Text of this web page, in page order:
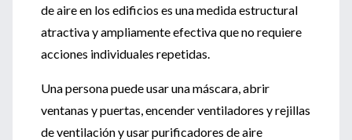
de aire en los edificios es una medida estructural
atractiva y ampliamente efectiva que no requiere
acciones individuales repetidas.
Una persona puede usar una máscara, abrir
ventanas y puertas, encender ventiladores y rejillas
de ventilación y usar purificadores de aire